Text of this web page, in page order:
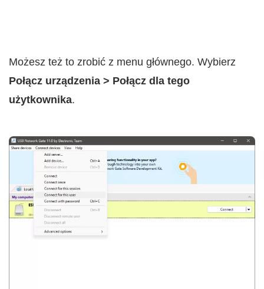
Możesz też to zrobić z menu głównego. Wybierz
Połącz urządzenia > Połącz dla tego
użytkownika.